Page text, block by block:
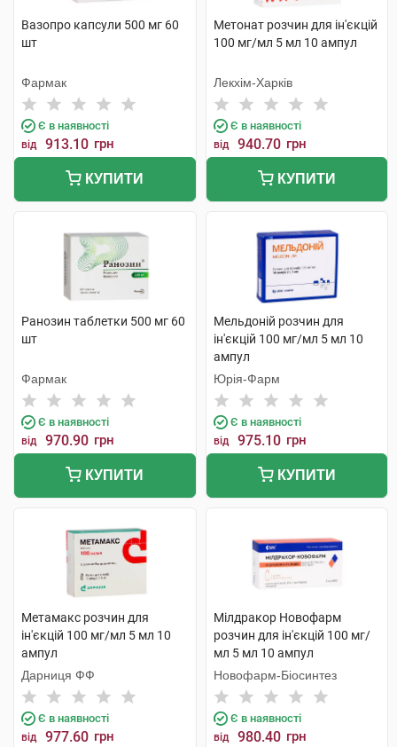
Вазопро капсули 500 мг 60
шт
Фармак
Є в наявності
від 913.10 грн
КУПИТИ
Метонат розчин для ін'єкцій
100 мг/мл 5 мл 10 ампул
Лекхім-Харків
Є в наявності
від 940.70 грн
КУПИТИ
Ранозин таблетки 500 мг 60
шт
Фармак
Є в наявності
від 970.90 грн
КУПИТИ
Мельдоній розчин для
ін'єкцій 100 мг/мл 5 мл 10
ампул
Юрія-Фарм
Є в наявності
від 975.10 грн
КУПИТИ
Метамакс розчин для
ін'єкцій 100 мг/мл 5 мл 10
ампул
Дарниця ФФ
Є в наявності
від 977.60 грн
Мілдракор Новофарм
розчин для ін'єкцій 100 мг/
мл 5 мл 10 ампул
Новофарм-Біосинтез
Є в наявності
від 980.40 грн